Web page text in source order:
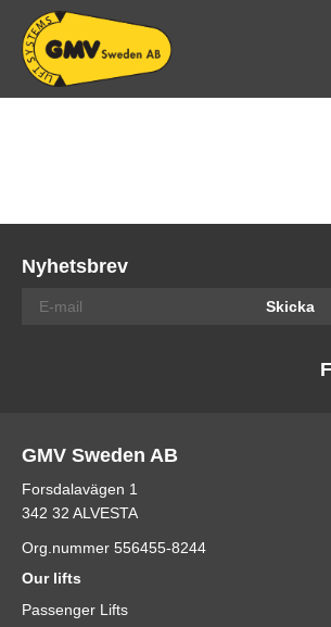
Nyhetsbrev
Skicka
GMV Sweden AB
Forsdalavägen 1
342 32 ALVESTA
Org.nummer 556455-8244
Our lifts
Passenger Lifts